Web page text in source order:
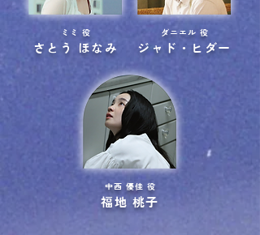
ダニエル 役
ジャド・ヒダー
ミミ 役
さとう ほなみ
中西 優佳 役
福地 桃子